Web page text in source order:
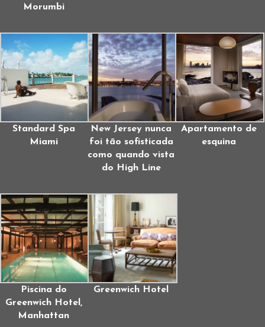
Morumbi
Standard Spa
Miami
New Jersey nunca
foi tão sofisticada
como quando vista
do High Line
Apartamento de
esquina
Piscina do
Greenwich Hotel,
Manhattan
Greenwich Hotel